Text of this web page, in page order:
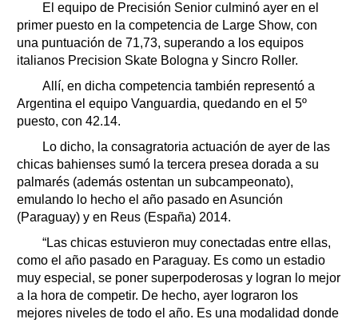
El equipo de Precisión Senior culminó ayer en el
primer puesto en la competencia de Large Show, con
una puntuación de 71,73, superando a los equipos
italianos Precision Skate Bologna y Sincro Roller.
Allí, en dicha competencia también representó a
Argentina el equipo Vanguardia, quedando en el 5º
puesto, con 42.14.
Lo dicho, la consagratoria actuación de ayer de las
chicas bahienses sumó la tercera presea dorada a su
palmarés (además ostentan un subcampeonato),
emulando lo hecho el año pasado en Asunción
(Paraguay) y en Reus (España) 2014.
“Las chicas estuvieron muy conectadas entre ellas,
como el año pasado en Paraguay. Es como un estadio
muy especial, se poner superpoderosas y logran lo mejor
a la hora de competir. De hecho, ayer lograron los
mejores niveles de todo el año. Es una modalidad donde